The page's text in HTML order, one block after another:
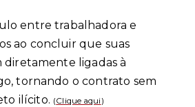
entre trabalhadora e
ao concluir que suas
diretamente ligadas à
tornando o contrato sem
ilícito. (Clique aqui )